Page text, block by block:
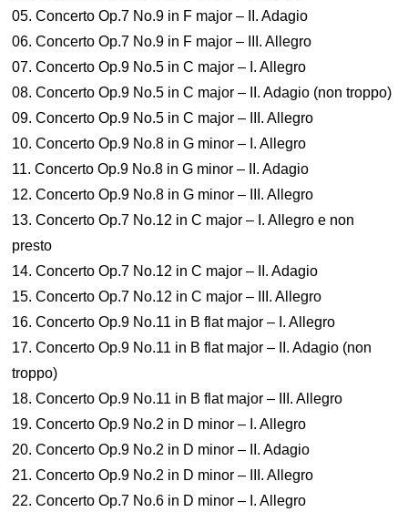
05. Concerto Op.7 No.9 in F major – II. Adagio
06. Concerto Op.7 No.9 in F major – III. Allegro
07. Concerto Op.9 No.5 in C major – I. Allegro
08. Concerto Op.9 No.5 in C major – II. Adagio (non troppo)
09. Concerto Op.9 No.5 in C major – III. Allegro
10. Concerto Op.9 No.8 in G minor – I. Allegro
11. Concerto Op.9 No.8 in G minor – II. Adagio
12. Concerto Op.9 No.8 in G minor – III. Allegro
13. Concerto Op.7 No.12 in C major – I. Allegro e non
presto
14. Concerto Op.7 No.12 in C major – II. Adagio
15. Concerto Op.7 No.12 in C major – III. Allegro
16. Concerto Op.9 No.11 in B flat major – I. Allegro
17. Concerto Op.9 No.11 in B flat major – II. Adagio (non
troppo)
18. Concerto Op.9 No.11 in B flat major – III. Allegro
19. Concerto Op.9 No.2 in D minor – I. Allegro
20. Concerto Op.9 No.2 in D minor – II. Adagio
21. Concerto Op.9 No.2 in D minor – III. Allegro
22. Concerto Op.7 No.6 in D minor – I. Allegro